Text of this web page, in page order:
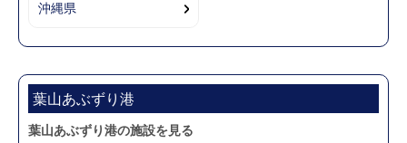
沖縄県
葉山あぶずり港
葉山あぶずり港の施設を見る